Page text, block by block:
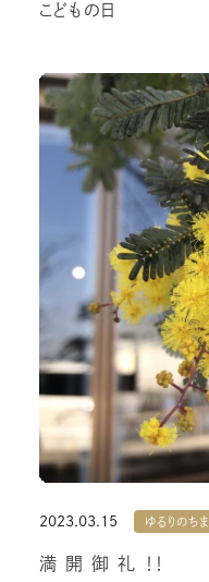
こどもの日
2023.03.15 ゆるりのち
満 開 御 礼 ！！